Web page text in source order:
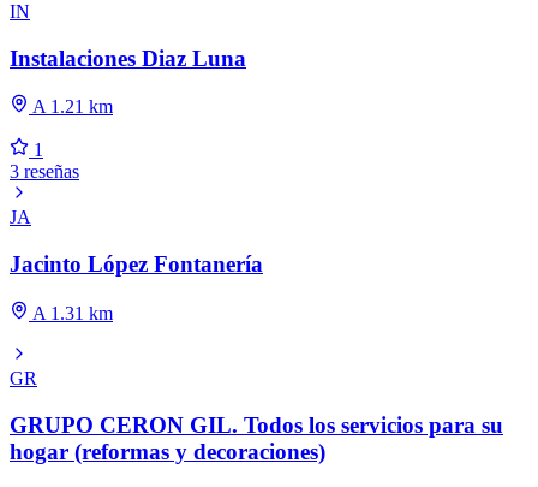
IN
Instalaciones Diaz Luna
A 1.21 km
1
3 reseñas
JA
Jacinto López Fontanería
A 1.31 km
GR
GRUPO CERON GIL. Todos los servicios para su
hogar (reformas y decoraciones)